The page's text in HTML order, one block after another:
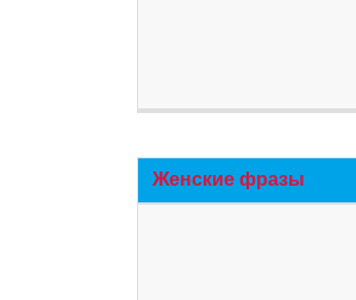
Женские фразы